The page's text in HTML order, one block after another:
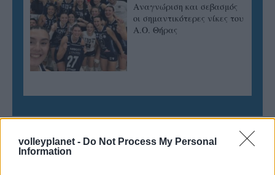
volleyplanet - Do Not Process My Personal
Information
Αναγνώριση και σεβασμός
οι σημαντικότερες νίκες του
Α.Ο. Θήρας